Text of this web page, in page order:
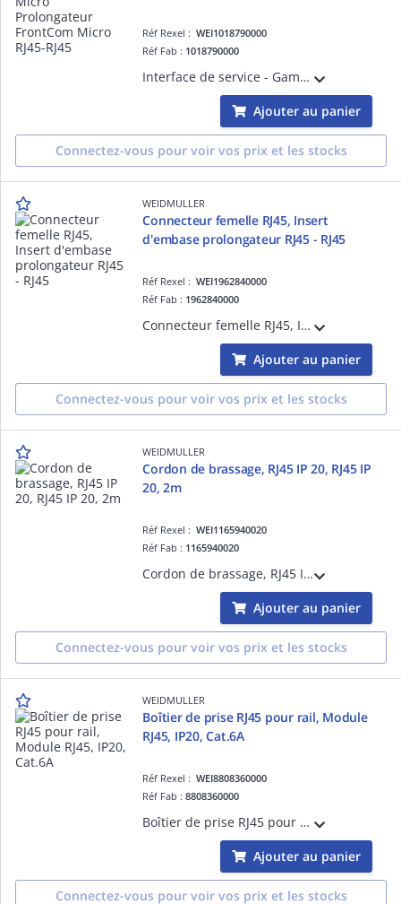
Réf Rexel :WEI1018790000
Réf Fab : 1018790000
Interface de service - Gamme FrontCom Micro IE-FCM-RJ45-C - Gamme FrontCom Micro Prolongateur FrontCom Micro RJ45-RJ45
Ajouter au panier
Connectez-vous pour voir vos prix et les stocks
WEIDMULLER
Connecteur femelle RJ45, Insert
d'embase prolongateur RJ45 - RJ45
Réf Rexel :WEI1962840000
Réf Fab : 1962840000
Connecteur femelle RJ45, Insert d'embase prolongateur RJ45 - RJ45, Catégorie : Cat.6A / Class EA (ISO/IEC 11801 2010) - IP67 avec boitier - Nombre d'Enfichage : 750
Ajouter au panier
Connectez-vous pour voir vos prix et les stocks
WEIDMULLER
Cordon de brassage, RJ45 IP 20, RJ45 IP
20, 2m
Réf Rexel :WEI1165940020
Réf Fab : 1165940020
Cordon de brassage, RJ45 IP 20, RJ45 IP 20, 2m, < 20 m: Cat.6A / >20 m Class EA (ISO/IEC 11801 2010), LSZH
Ajouter au panier
Connectez-vous pour voir vos prix et les stocks
WEIDMULLER
Boîtier de prise RJ45 pour rail, Module
RJ45, IP20, Cat.6A
Réf Rexel :WEI8808360000
Réf Fab :8808360000
Boîtier de prise RJ45 pour rail, Module RJ45, IP20, Cat.6A / Class EA (ISO/IEC 11801 2010)
Ajouter au panier
Connectez-vous pour voir vos prix et les stocks